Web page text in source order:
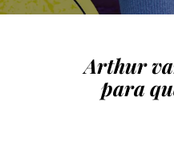
Arthur
para